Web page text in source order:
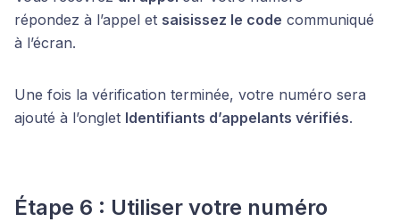
répondez à l’appel et saisissez le code communiqué
à l’écran.
Une fois la vérification terminée, votre numéro sera
ajouté à l’onglet Identifiants d’appelants vérifiés.
Étape 6 : Utiliser votre numéro